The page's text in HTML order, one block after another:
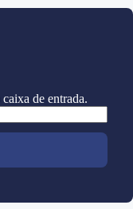
de entrada.